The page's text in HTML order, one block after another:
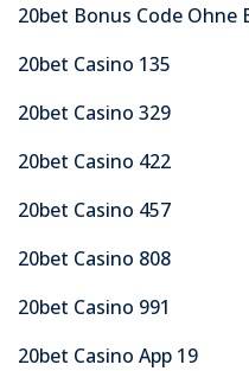
20bet Bonus Code Ohne
20bet Casino 135
20bet Casino 329
20bet Casino 422
20bet Casino 457
20bet Casino 808
20bet Casino 991
20bet Casino App 19